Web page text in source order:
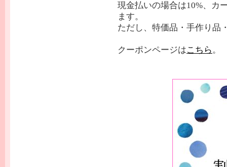
現金払いの場合は10%、カ
ます。
ただし、特価品・手作り品
クーポンページはこちら。